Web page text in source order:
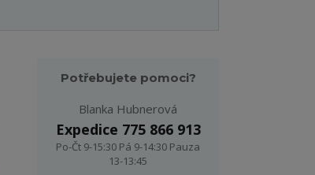
Potřebujete pomoci?
Blanka Hubnerová
Expedice 775 866 913
Po-Čt 9-15:30 Pá 9-14:30 Pauza
13-13:45